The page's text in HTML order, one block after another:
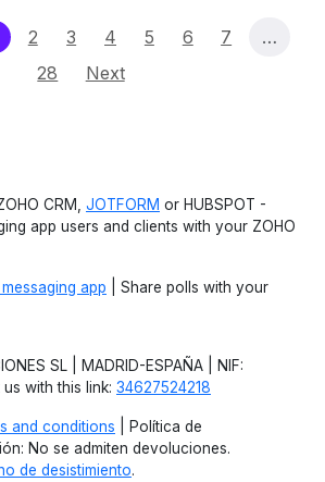
2 3 4 5 6 7
…
28
Next
CRM, JOTFORM or HUBSPOT -
app users and clients with your ZOHO
app | Share polls with your
SL | MADRID-ESPAÑA | NIF:
with this link: 34627524218
and conditions | Política de
No se admiten devoluciones.
de desistimiento.